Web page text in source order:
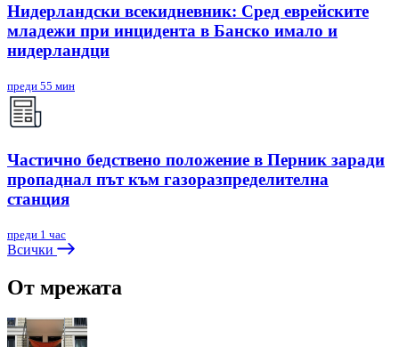
Нидерландски всекидневник: Сред еврейските
младежи при инцидента в Банско имало и
нидерландци
преди 55 мин
Частично бедствено положение в Перник заради
пропаднал път към газоразпределителна
станция
преди 1 час
Всички
От мрежата